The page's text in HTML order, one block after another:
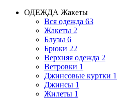
ОДЕЖДА Жакеты
Вся одежда 63
Жакеты 2
Блузы 6
Брюки 22
Верхняя одежда 2
Ветровки 1
Джинсовые куртки 1
Джинсы 1
Жилеты 1